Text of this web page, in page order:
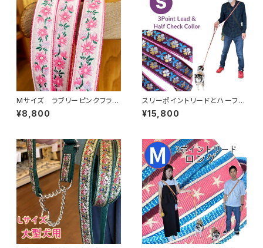
Mサイズ ラブリーピンクフラワ
ー ハーフチョークカラーとリ
ードのセット 裏テープはお好み
¥8,800
スリーポイントリードとハーフチ
ョークカラー【セット】小型犬用
ブラウンフラワー ショルダーリー
¥15,800